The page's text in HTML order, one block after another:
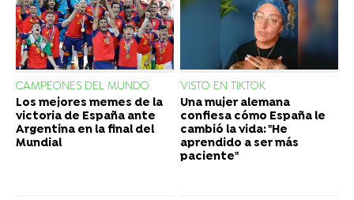
CAMPEONES DEL MUNDO
Los mejores memes de la
victoria de España ante
Argentina en la final del
Mundial
VISTO EN TIKTOK
Una mujer alemana
confiesa cómo España le
cambió la vida: "He
aprendido a ser más
paciente"